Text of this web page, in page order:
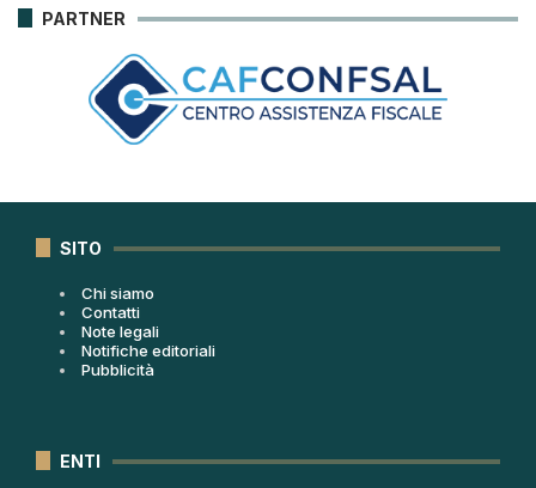
PARTNER
SITO
Chi siamo
Contatti
Note legali
Notifiche editoriali
Pubblicità
ENTI